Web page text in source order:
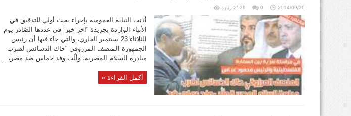
2014/09/26
0 2529 زيارة
أذنت النيابة العمومية بإجراء بحث أولي للتدقيق في
الأنباء الواردة بجريدة “آخر خبر” في عددها الصّادر يوم
الثلاثاء 23 سبتمبر الجاري، والتي جاء فيها أن رئيس
الجمهورة المنصف المرزوقي “حاك الدسائس لضرب
مبادرة السلام المصرية، وألّب وفد حماس ضد مصر، ...
أكمل القراءة »